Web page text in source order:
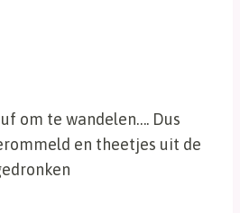
om te wandelen…. Dus
en theetjes uit de